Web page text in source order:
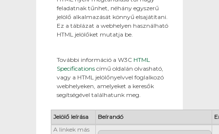
feladatnak tűnhet, néhány egyszerű
jelölő alkalmazását könnyű elsajátítani.
Ez a táblázat a webhelyen használható
HTML jelölőket mutatja be.
További információ a W3C HTML
Specifications című oldalán olvasható,
vagy a HTML jelölőnyelvvel foglalkozó
webhelyeken, amelyeket a keresők
segítségével találhatunk meg.
Jelölő leírása Beírandó
A linkek más